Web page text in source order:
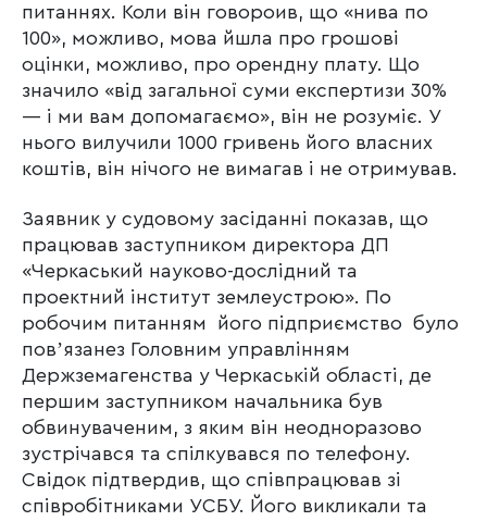
питаннях. Коли він говороив, що «нива по
100», можливо, мова йшла про грошові
оцінки, можливо, про орендну плату. Що
значило «від загальної суми експертизи 30%
— і ми вам допомагаємо», він не розуміє. У
нього вилучили 1000 гривень його власних
коштів, він нічого не вимагав і не отримував.
Заявник у судовому засіданні показав, що
працював заступником директора ДП
«Черкаський науково-дослідний та
проектний інститут землеустрою». По
робочим питанням його підприємство було
повʼязанез Головним управлінням
Держземагенства у Черкаській області, де
першим заступником начальника був
обвинуваченим, з яким він неодноразово
зустрічався та спілкувався по телефону.
Свідок підтвердив, що співпрацював зі
співробітниками УСБУ. Його викликали та